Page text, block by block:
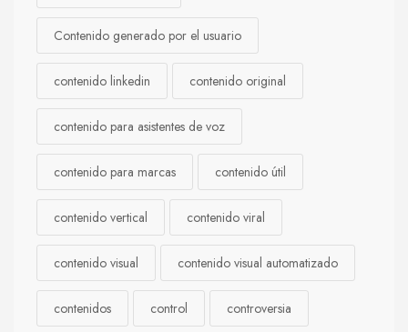
Contenido generado por el usuario
contenido linkedin contenido original
contenido para asistentes de voz
contenido para marcas contenido útil
contenido vertical contenido viral
contenido visual contenido visual automatizado
contenidos control controversia